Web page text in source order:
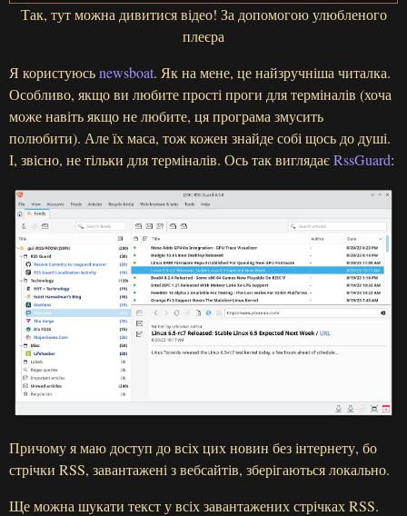
Так, тут можна дивитися відео! За допомогою улюбленого
плеєра
Я користуюсьnewsboat. Як на мене, це найзручніша читалка.
Особливо, якщо ви любите прості проги для терміналів (хоча
може навіть якщо не любите, ця програма змусить
полюбити). Але їх маса, тож кожен знайде собі щось до душі.
І, звісно, не тільки для терміналів. Ось так виглядаєRssGuard:
Причому я маю доступ до всіх цих новин без інтернету, бо
стрічки RSS, завантажені з вебсайтів, зберігаються локально.
Ще можна шукати текст у всіх завантажених стрічках RSS.